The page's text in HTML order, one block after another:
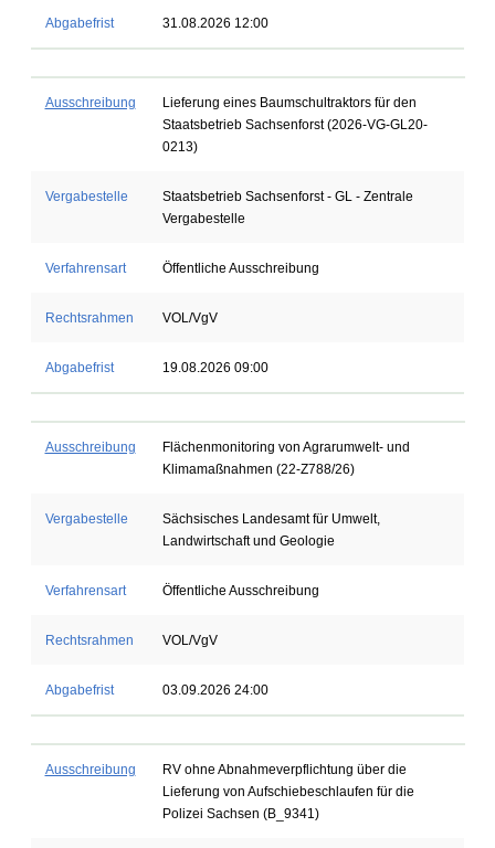
Abgabefrist 31.08.2026 12:00
Ausschreibung
Lieferung eines Baumschultraktors für den
Staatsbetrieb Sachsenforst (2026-VG-GL20-
0213)
Vergabestelle
Staatsbetrieb Sachsenforst - GL - Zentrale
Vergabestelle
Verfahrensart Öffentliche Ausschreibung
Rechtsrahmen VOL/VgV
Abgabefrist 19.08.2026 09:00
Ausschreibung
Flächenmonitoring von Agrarumwelt- und
Klimamaßnahmen (22-Z788/26)
Vergabestelle
Sächsisches Landesamt für Umwelt,
Landwirtschaft und Geologie
Verfahrensart Öffentliche Ausschreibung
Rechtsrahmen VOL/VgV
Abgabefrist 03.09.2026 24:00
Ausschreibung
RV ohne Abnahmeverpflichtung über die
Lieferung von Aufschiebeschlaufen für die
Polizei Sachsen (B_9341)